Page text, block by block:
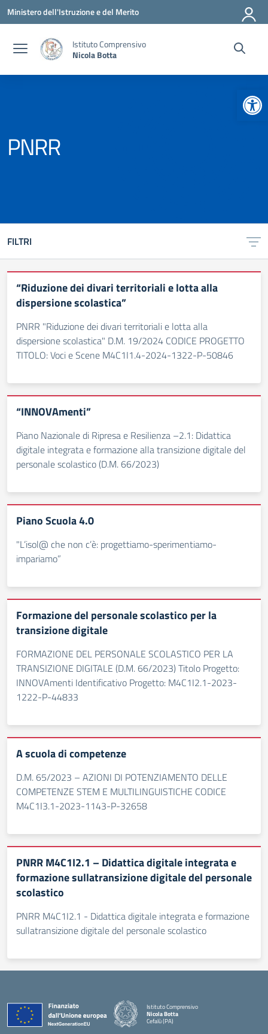
Vai ai contenuti
Vai al menu di navigazione
Vai al footer
Ministero dell'Istruzione e del Merito
Istituto Comprensivo
Nicola Botta
PNRR
FILTRI
“Riduzione dei divari territoriali e lotta alla
dispersione scolastica”
PNRR "Riduzione dei divari territoriali e lotta alla
dispersione scolastica" D.M. 19/2024 CODICE PROGETTO
TITOLO: Voci e Scene M4C1I1.4-2024-1322-P-50846
“INNOVAmenti”
Piano Nazionale di Ripresa e Resilienza –2.1: Didattica
digitale integrata e formazione alla transizione digitale del
personale scolastico (D.M. 66/2023)
Piano Scuola 4.0
"L’isol@ che non c’è: progettiamo-sperimentiamo-
impariamo”
Formazione del personale scolastico per la
transizione digitale
FORMAZIONE DEL PERSONALE SCOLASTICO PER LA
TRANSIZIONE DIGITALE (D.M. 66/2023) Titolo Progetto:
INNOVAmenti Identificativo Progetto: M4C1I2.1-2023-
1222-P-44833
A scuola di competenze
D.M. 65/2023 – AZIONI DI POTENZIAMENTO DELLE
COMPETENZE STEM E MULTILINGUISTICHE CODICE
M4C1I3.1-2023-1143-P-32658
PNRR M4C1I2.1 – Didattica digitale integrata e
formazione sullatransizione digitale del personale
scolastico
PNRR M4C1I2.1 - Didattica digitale integrata e formazione
sullatransizione digitale del personale scolastico
Istituto Comprensivo
Nicola Botta
Cefalù (PA)